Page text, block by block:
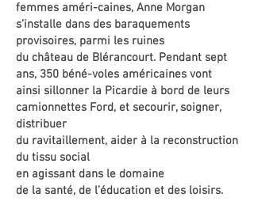
femmes améri-caines, Anne Morgan
s’installe dans des baraquements
provisoires, parmi les ruines
du château de Blérancourt. Pendant sept
ans, 350 béné-voles américaines vont
ainsi sillonner la Picardie à bord de leurs
camionnettes Ford, et secourir, soigner,
distribuer
du ravitaillement, aider à la reconstruction
du tissu social
en agissant dans le domaine
de la santé, de l’éducation et des loisirs.